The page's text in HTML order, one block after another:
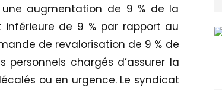
une augmentation de 9 % de la
de 9 % par rapport au
de revalorisation de 9 % de
chargés d’assurer la
ou en urgence. Le syndicat